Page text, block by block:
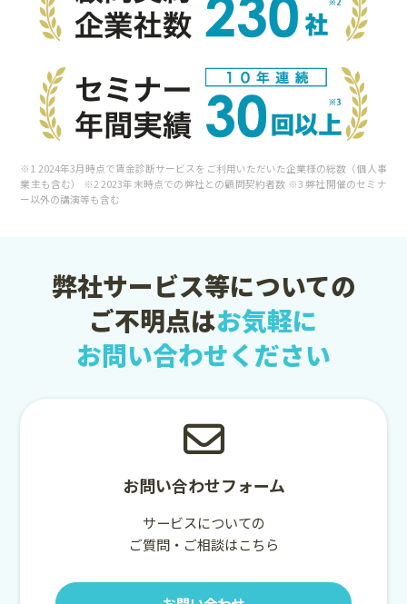
※1 2024年3月時点で賃金診断サービスをご利用いただいた企業様の総数（個人事
業主も含む） ※2 2023年末時点での弊社との顧問契約者数 ※3 弊社開催のセミナ
ー以外の講演等も含む
弊社サービス等についての
ご不明点はお気軽に
お問い合わせください
お問い合わせフォーム
サービスについての
ご質問・ご相談はこちら